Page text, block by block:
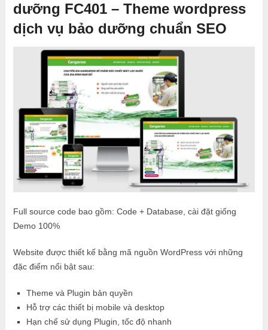
dưỡng FC401 – Theme wordpress
dịch vụ bảo dưỡng chuẩn SEO
Full source code bao gồm: Code + Database, cài đặt giống
Demo 100%
Website được thiết kế bằng mã nguồn WordPress với những
đặc điểm nổi bật sau:
Theme và Plugin bản quyền
Hỗ trợ các thiết bị mobile và desktop
Hạn chế sử dụng Plugin, tốc độ nhanh